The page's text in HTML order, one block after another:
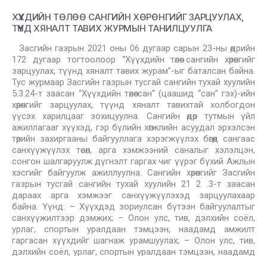
ХҮҮХДИЙН ТӨЛӨӨ САНГИЙН ХӨРӨНГИЙГ ЗАРЦУУЛАХ,
ТҮҮНД ХЯНАЛТ ТАВИХ ЖУРМЫН ТАНИЛЦУУЛГА
Засгийн газрын 2021 оны 06 дугаар сарын 23-ны өдрийн
172 дугаар тогтоолоор “Хүүхдийн төлөө сангийн хөрөнгийг
зарцуулах, түүнд хяналт тавих журам”-ыг баталсан байна.
Тус журмаар Засгийн газрын тусгай сангийн тухай хуулийн
5.3.24-т заасан “Хүүхдийн төлөө сан” (цаашид “сан” гэх)-ийн
хөрөнгийг зарцуулах, түүнд хяналт тавихтай холбогдон
үүсэх харилцааг зохицуулна. Сангийн өдөр тутмын үйл
ажиллагааг хүүхэд, гэр бүлийн хөгжлийн асуудал эрхэлсэн
төрийн захиргааны байгууллага хэрэгжүүлэх бөгөөд сангаас
санхүүжүүлэх төсөл, арга хэмжээний саналыг хэлэлцэн,
сонгон шалгаруулж дүгнэлт гаргах чиг үүрэг бүхий Ажлын
хэсгийг байгуулж ажиллуулна. Сангийн хөрөнгийг Засгийн
газрын тусгай сангийн тухай хуулийн 21 2 .3-т заасан
дараах арга хэмжээг санхүүжүүлэхэд зарцуулахаар
байна. Үүнд: – Хүүхдэд зориулсан бүтээн байгуулалтыг
санхүүжилтээр дэмжих; – Олон улс, тив, дэлхийн соёл,
урлаг, спортын уралдаан тэмцээн, наадамд амжилт
гаргасан хүүхдийг шагнаж урамшуулах; – Олон улс, тив,
дэлхийн соёл, урлаг, спортын уралдаан тэмцээн, наадамд